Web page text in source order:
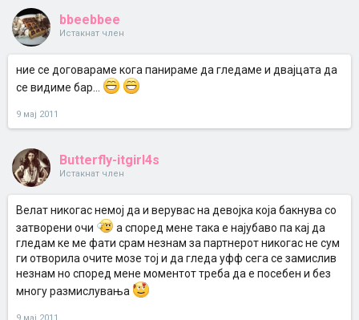
bbeebbee
Истакнат член
ние се договараме кога панираме да гледаме и двајцата да
се видиме бар...
9 мај 2011
Butterfly-itgirl4s
Истакнат член
Велат никогас немој да и верувас на девојка која бакнува со
затворени очи
а според мене така е најубаво па кај да
гледам ке ме фати срам незнам за партнерот никогас не сум
ги отворила очите мозе тој и да гледа уфф сега се замислив
незнам но според мене моментот треба да е посебен и без
многу размислувања